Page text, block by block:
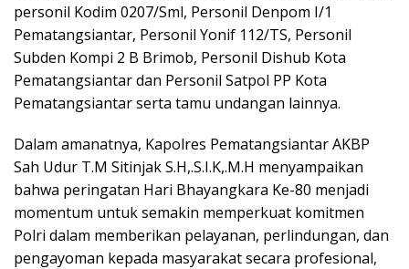
personil Kodim 0207/Sml, Personil Denpom I/1
Pematangsiantar, Personil Yonif 112/TS, Personil
Subden Kompi 2 B Brimob, Personil Dishub Kota
Pematangsiantar dan Personil Satpol PP Kota
Pematangsiantar serta tamu undangan lainnya.
Dalam amanatnya, Kapolres Pematangsiantar AKBP
Sah Udur T.M Sitinjak S.H,.S.I.K,.M.H menyampaikan
bahwa peringatan Hari Bhayangkara Ke-80 menjadi
momentum untuk semakin memperkuat komitmen
Polri dalam memberikan pelayanan, perlindungan, dan
pengayoman kepada masyarakat secara profesional,